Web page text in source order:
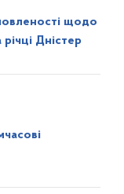
щодо
Дністер